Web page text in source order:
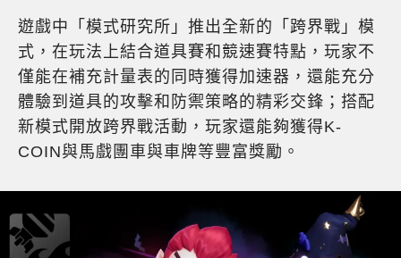
遊戲中「模式研究所」推出全新的「跨界戰」模
式，在玩法上結合道具賽和競速賽特點，玩家不
僅能在補充計量表的同時獲得加速器，還能充分
體驗到道具的攻擊和防禦策略的精彩交鋒；搭配
新模式開放跨界戰活動，玩家還能夠獲得K-
COIN與馬戲團車與車牌等豐富獎勵。